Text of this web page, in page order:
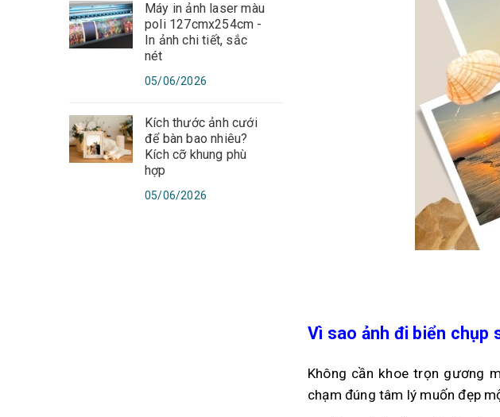
Máy in ảnh laser màu
poli 127cmx254cm -
In ảnh chi tiết, sắc
nét
05/06/2026
Kích thước ảnh cưới
để bàn bao nhiêu?
Kích cỡ khung phù
hợp
05/06/2026
Vì sao ảnh đi biển chụp
Không cần khoe trọn gương
chạm đúng tâm lý muốn đẹp